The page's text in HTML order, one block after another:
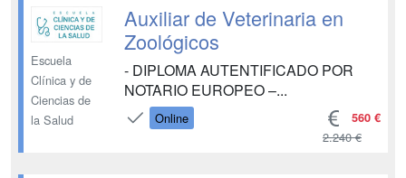
riesgos laborales asociados al manejo
de anim...
Escuela
Clínica y de
Ciencias de
la Salud
Auxiliar de Veterinaria en
Zoológicos
- DIPLOMA AUTENTIFICADO POR
NOTARIO EUROPEO –...
Online 560 €
2.240 €